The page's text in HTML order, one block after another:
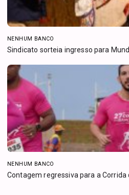
NENHUM BANCO
Sindicato sorteia ingresso para
NENHUM BANCO
Contagem regressiva para a Corrida